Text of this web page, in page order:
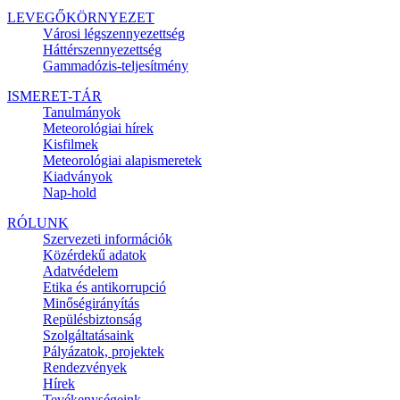
LEVEGŐKÖRNYEZET
Városi légszennyezettség
Háttérszennyezettség
Gammadózis-teljesítmény
ISMERET-TÁR
Tanulmányok
Meteorológiai hírek
Kisfilmek
Meteorológiai alapismeretek
Kiadványok
Nap-hold
RÓLUNK
Szervezeti információk
Közérdekű adatok
Adatvédelem
Etika és antikorrupció
Minőségirányítás
Repülésbiztonság
Szolgáltatásaink
Pályázatok, projektek
Rendezvények
Hírek